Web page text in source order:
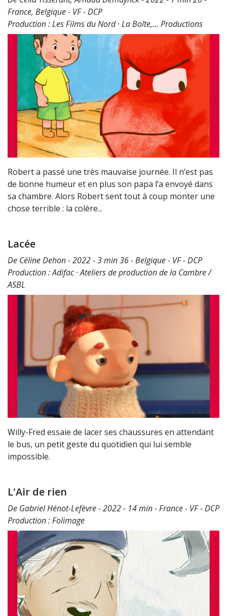
France, Belgique - VF - DCP
Production : Les Films du Nord · La Boîte,… Productions
Robert a passé une très mauvaise journée. Il n’est pas
de bonne humeur et en plus son papa l’a envoyé dans
sa chambre. Alors Robert sent tout à coup monter une
chose terrible : la colère...
Lacée
De Céline Dehon - 2022 - 3 min 36 - Belgique - VF - DCP
Production : Adifac · Ateliers de production de la Cambre /
ASBL
Willy-Fred essaie de lacer ses chaussures en attendant
le bus, un petit geste du quotidien qui lui semble
impossible.
L'Air de rien
De Gabriel Hénot-Lefèvre - 2022 - 14 min - France - VF - DCP
Production : Folimage